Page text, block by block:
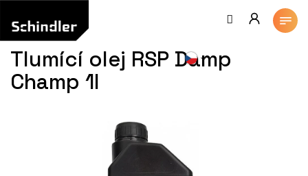
obsah
Tlumící olej RSP Damp
Champ 1l